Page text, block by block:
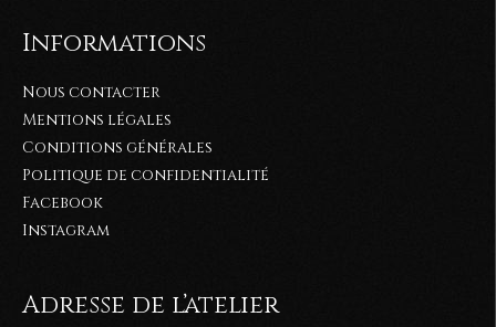
Informations
Nous contacter
Mentions légales
Conditions générales
Politique de confidentialité
Facebook
Instagram
Adresse de l’atelier